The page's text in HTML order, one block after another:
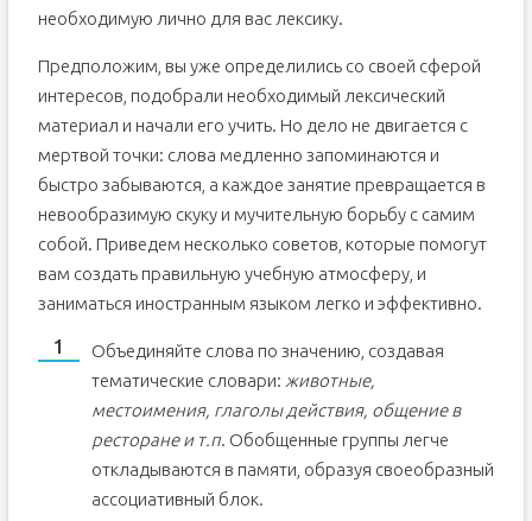
необходимую лично для вас лексику.
Предположим, вы уже определились со своей сферой
интересов, подобрали необходимый лексический
материал и начали его учить. Но дело не двигается с
мертвой точки: слова медленно запоминаются и
быстро забываются, а каждое занятие превращается в
невообразимую скуку и мучительную борьбу с самим
собой. Приведем несколько советов, которые помогут
вам создать правильную учебную атмосферу, и
заниматься иностранным языком легко и эффективно.
Объединяйте слова по значению, создавая
тематические словари: животные,
местоимения, глаголы действия, общение в
ресторане и т.п. Обобщенные группы легче
откладываются в памяти, образуя своеобразный
ассоциативный блок.